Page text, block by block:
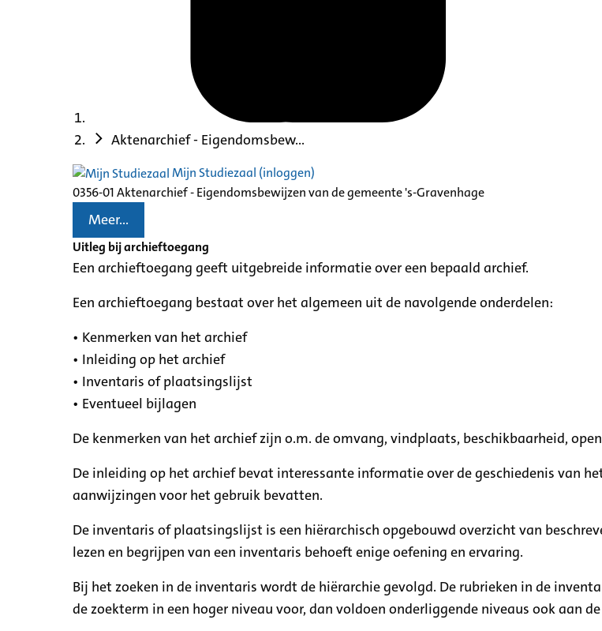
Aktenarchief - Eigendomsbew...
Mijn Studiezaal (inloggen)
0356-01 Aktenarchief - Eigendomsbewijzen van de gemeente 's-Gravenhage
Meer...
Uitleg bij archieftoegang
Een archieftoegang geeft uitgebreide informatie over een bepaald archief.
Een archieftoegang bestaat over het algemeen uit de navolgende onderdelen:
• Kenmerken van het archief
• Inleiding op het archief
• Inventaris of plaatsingslijst
• Eventueel bijlagen
De kenmerken van het archief zijn o.m. de omvang, vindplaats, beschikbaarheid,
De inleiding op het archief bevat interessante informatie over de geschiedenis van
aanwijzingen voor het gebruik bevatten.
De inventaris of plaatsingslijst is een hiërarchisch opgebouwd overzicht van
lezen en begrijpen van een inventaris behoeft enige oefening en ervaring.
Bij het zoeken in de inventaris wordt de hiërarchie gevolgd. De rubrieken in de
de zoekterm in een hoger niveau voor, dan voldoen onderliggende niveaus ook aan